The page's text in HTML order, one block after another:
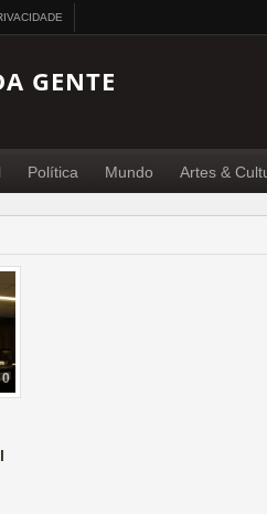
GENTE
Política Mundo Artes &
0